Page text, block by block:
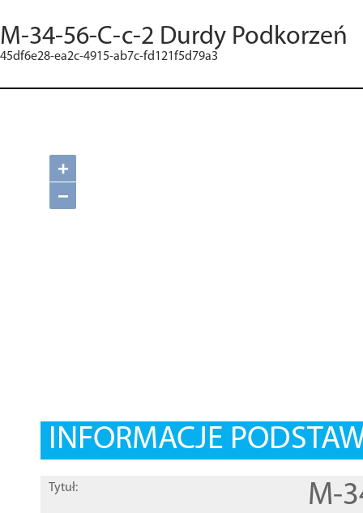
M-34-56-C-c-2 Durdy Podkorzeń
45df6e28-ea2c-4915-ab7c-fd121f5d79a3
+
−
INFORMACJE
Tytuł: M-